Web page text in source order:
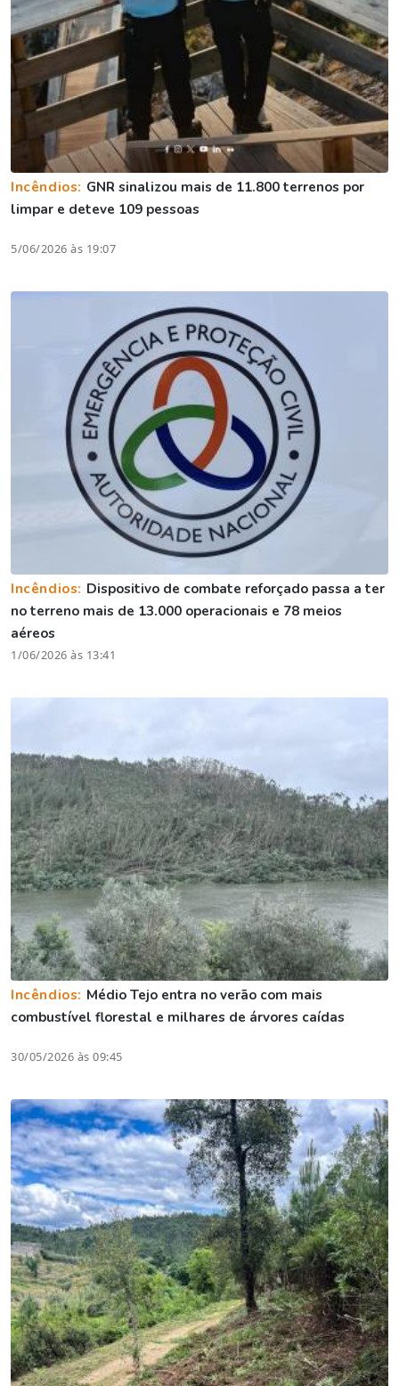
Incêndios: GNR sinalizou mais de 11.800 terrenos por
limpar e deteve 109 pessoas
5/06/2026 às 19:07
Incêndios: Dispositivo de combate reforçado passa a ter
no terreno mais de 13.000 operacionais e 78 meios
aéreos
1/06/2026 às 13:41
Incêndios: Médio Tejo entra no verão com mais
combustível florestal e milhares de árvores caídas
30/05/2026 às 09:45